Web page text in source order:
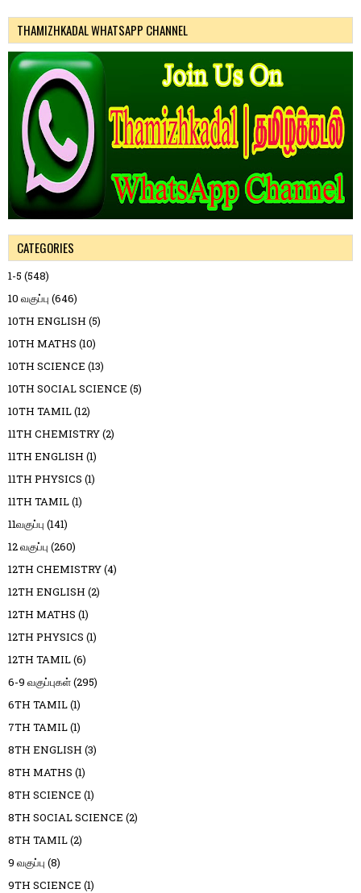
THAMIZHKADAL WHATSAPP CHANNEL
CATEGORIES
1-5 (548)
10 வகுப்பு (646)
10TH ENGLISH (5)
10TH MATHS (10)
10TH SCIENCE (13)
10TH SOCIAL SCIENCE (5)
10TH TAMIL(12)
11TH CHEMISTRY(2)
11TH ENGLISH (1)
11TH PHYSICS (1)
11TH TAMIL(1)
11வகுப்பு (141)
12 வகுப்பு (260)
12TH CHEMISTRY(4)
12TH ENGLISH (2)
12TH MATHS (1)
12TH PHYSICS (1)
12TH TAMIL(6)
6-9 வகுப்புகள்(295)
6TH TAMIL(1)
7TH TAMIL(1)
8TH ENGLISH (3)
8TH MATHS (1)
8TH SCIENCE (1)
8TH SOCIAL SCIENCE (2)
8TH TAMIL(2)
9 வகுப்பு (8)
9TH SCIENCE (1)